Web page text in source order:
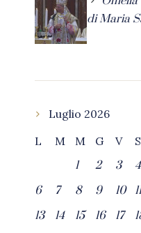
di Maria
Luglio 2026
L
M M G V S
1
2 3 4
6
7 8 9 10 11
13
14 15 16 17